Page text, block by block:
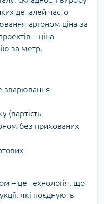
деталей часто
аргоном ціна за
– ціна
за метр.
зварювання
(вартість
без прихованих
– це технологія, що
які поєднують